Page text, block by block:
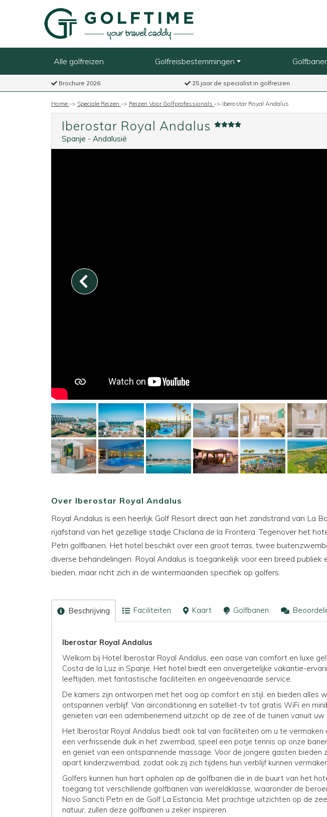
Alle golfreizen Golfreisbestemmingen
Brochure 2026 25 jaar de specialist in golfreizen
Home -> Speciale Reizen -> Reizen Voor Golfprofessionals -> Iberostar Royal Andalus
Iberostar Royal Andalus
Spanje - Andalusië
Over Iberostar Royal Andalus
Royal Andalus is een heerlijk Golf Resort direct aan het zandstrand van La
rijafstand van het gezellige stadje Chiclana de la Frontera. Tegenover het
Petri golfbanen. Het hotel beschikt over een groot terras, twee
diverse behandelingen. Royal Andalus is toegankelijk voor een breed
bieden, maar richt zich in de wintermaanden specifiek op golfers.
Beschrijving Faciliteiten Kaart Golfbanen
Iberostar Royal Andalus
Welkom bij Hotel Iberostar Royal Andalus, een oase van comfort en luxe
Costa de la Luz in Spanje. Het hotel biedt een onvergetelijke vakantie-
leeftijden, met fantastische faciliteiten en ongeëvenaarde service.
De kamers zijn ontworpen met het oog op comfort en stijl, en bieden alles
ontspannen verblijf. Van airconditioning en satelliet-tv tot gratis WiFi en
genieten van een adembenemend uitzicht op de zee of de tuinen vanuit uw
Het Iberostar Royal Andalus biedt ook tal van faciliteiten om u te vermaken
een verfrissende duik in het zwembad, speel een potje tennis op onze
en geniet van een ontspannende massage. Voor de jongere gasten bieden
apart kinderzwembad, zodat ook zij zich tijdens hun verblijf kunnen
Golfers kunnen hun hart ophalen op de golfbanen die in de buurt van het
toegang tot verschillende golfbanen van wereldklasse, waaronder de
Novo Sancti Petri en de Golf La Estancia. Met prachtige uitzichten op de
natuur, zullen deze golfbanen u zeker inspireren.